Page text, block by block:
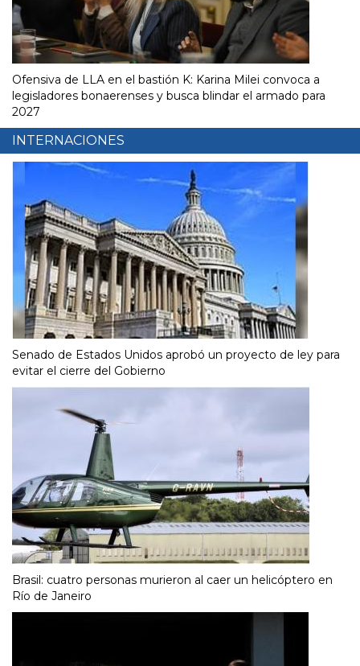
Ofensiva de LLA en el bastión K: Karina Milei convoca a
legisladores bonaerenses y busca blindar el armado para
2027
INTERNACIONES
Senado de Estados Unidos aprobó un proyecto de ley para
evitar el cierre del Gobierno
Brasil: cuatro personas murieron al caer un helicóptero en
Río de Janeiro